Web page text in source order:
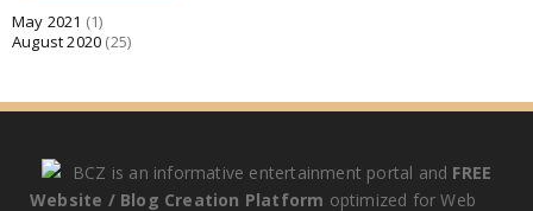
May 2021 (1)
August 2020 (25)
BCZ is an informative entertainment portal and FREE
Website / Blog Creation Platform optimized for Web